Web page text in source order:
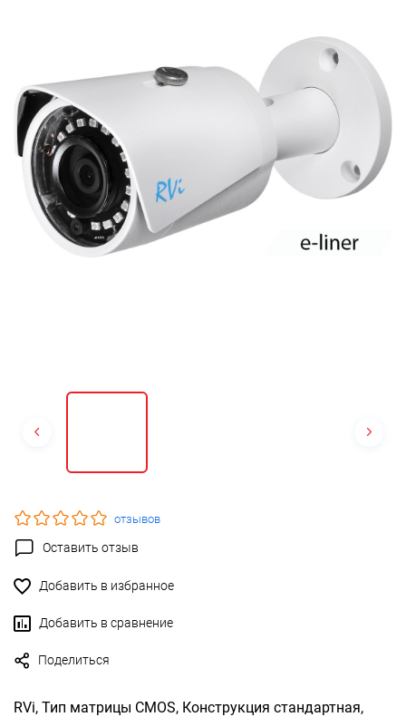
отзывов
Оставить отзыв
Добавить в избранное
Добавить в сравнение
Поделиться
RVi, Тип матрицы CMOS, Конструкция стандартная,